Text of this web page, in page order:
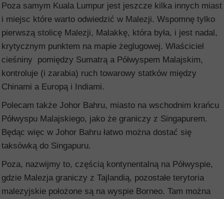
Poza samym Kuala Lumpur jest jeszcze kilka innych miast
i miejsc które warto odwiedzić w Malezji. Wspomnę tylko
pierwszą stolicę Malezji, Malakkę, która była, i jest nadal,
krytycznym punktem na mapie żeglugowej. Właściciel
cieśniny pomiędzy Sumatrą a Półwyspem Malajskim,
kontroluje (i zarabia) ruch towarowy statków między
Chinami a Europą i Indiami.
Polecam także Johor Bahru, miasto na wschodnim krańcu
Półwyspu Malajskiego, jako że graniczy z Singapurem.
Będąc więc w Johor Bahru łatwo można dostać się
taksówką do Singapuru.
Poza, nazwijmy to, częścią kontynentalną na Półwyspie,
gdzie Malezja graniczy z Tajlandią, pozostałe terytoria
malezyjskie położone są na wyspie Borneo. Tam można